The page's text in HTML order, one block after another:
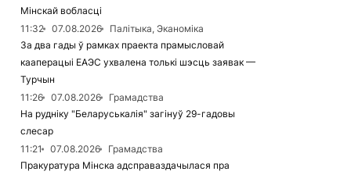
Мінскай вобласці
11:32
07.08.2026
Палітыка, Эканоміка
За два гады ў рамках праекта прамысловай
кааперацыі ЕАЭС ухвалена толькі шэсць заявак —
Турчын
11:26
07.08.2026
Грамадства
На рудніку "Беларуськалія" загінуў 29-гадовы
слесар
11:21
07.08.2026
Грамадства
Пракуратура Мінска адсправаздачылася пра